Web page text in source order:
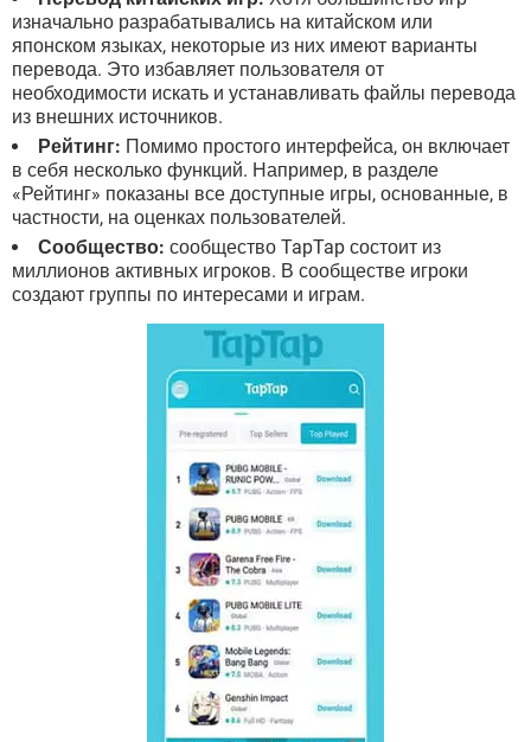
изначально разрабатывались на китайском или
японском языках, некоторые из них имеют варианты
перевода. Это избавляет пользователя от
необходимости искать и устанавливать файлы перевода
из внешних источников.
Рейтинг: Помимо простого интерфейса, он включает
в себя несколько функций. Например, в разделе
«Рейтинг» показаны все доступные игры, основанные, в
частности, на оценках пользователей.
Сообщество: сообщество TapTap состоит из
миллионов активных игроков. В сообществе игроки
создают группы по интересами и играм.